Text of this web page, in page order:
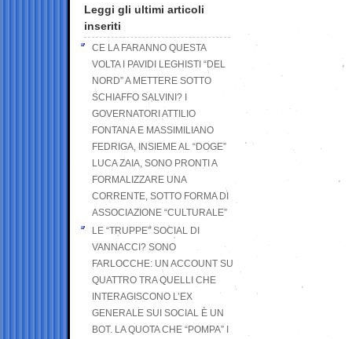
Leggi gli ultimi articoli
inseriti
CE LA FARANNO QUESTA
VOLTA I PAVIDI LEGHISTI “DEL
NORD” A METTERE SOTTO
SCHIAFFO SALVINI? I
GOVERNATORI ATTILIO
FONTANA E MASSIMILIANO
FEDRIGA, INSIEME AL “DOGE”
LUCA ZAIA, SONO PRONTI A
FORMALIZZARE UNA
CORRENTE, SOTTO FORMA DI
ASSOCIAZIONE “CULTURALE”
LE “TRUPPE” SOCIAL DI
VANNACCI? SONO
FARLOCCHE: UN ACCOUNT SU
QUATTRO TRA QUELLI CHE
INTERAGISCONO L’EX
GENERALE SUI SOCIAL È UN
BOT. LA QUOTA CHE “POMPA” I